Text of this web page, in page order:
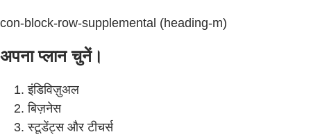
con-block-row-supplemental (heading-m)
अपना प्लान चुनें।
इंडिविज़ुअल
बिज़नेस
स्टूडेंट्स और टीचर्स